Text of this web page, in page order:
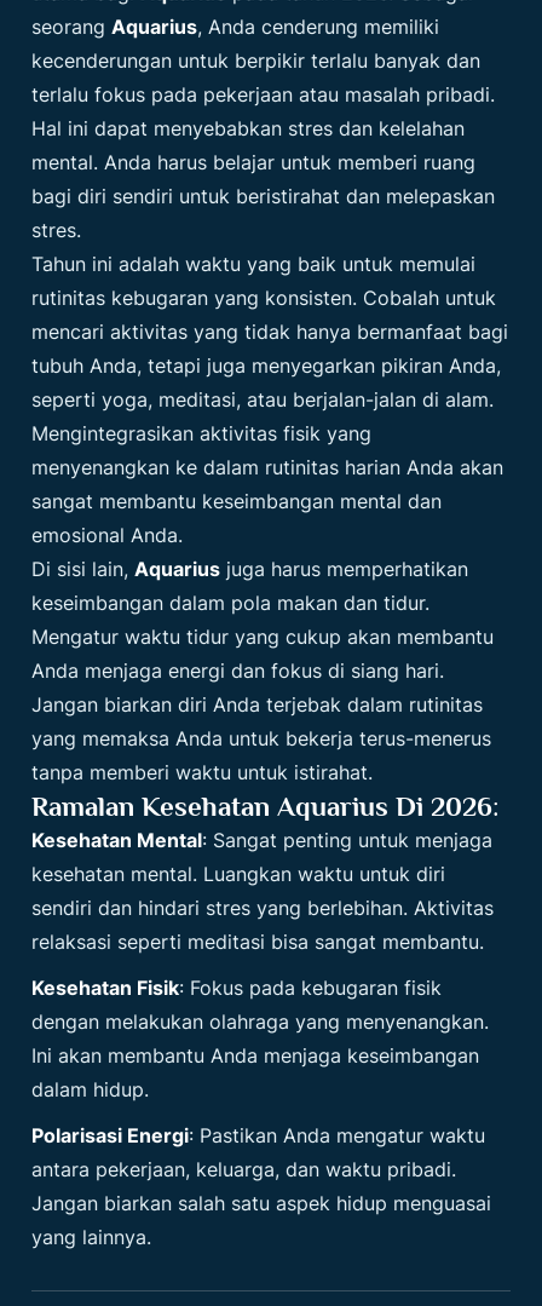
seorangAquarius, Anda cenderung memiliki
kecenderungan untuk berpikir terlalu banyak dan
terlalu fokus pada pekerjaan atau masalah pribadi.
Hal ini dapat menyebabkan stres dan kelelahan
mental. Anda harus belajar untuk memberi ruang
bagi diri sendiri untuk beristirahat dan melepaskan
stres.
Tahun ini adalah waktu yang baik untuk memulai
rutinitas kebugaran yang konsisten. Cobalah untuk
mencari aktivitas yang tidak hanya bermanfaat bagi
tubuh Anda, tetapi juga menyegarkan pikiran Anda,
seperti yoga, meditasi, atau berjalan-jalan di alam.
Mengintegrasikan aktivitas fisik yang
menyenangkan ke dalam rutinitas harian Anda akan
sangat membantu keseimbangan mental dan
emosional Anda.
Di sisi lain,Aquarius juga harus memperhatikan
keseimbangan dalam pola makan dan tidur.
Mengatur waktu tidur yang cukup akan membantu
Anda menjaga energi dan fokus di siang hari.
Jangan biarkan diri Anda terjebak dalam rutinitas
yang memaksa Anda untuk bekerja terus-menerus
tanpa memberi waktu untuk istirahat.
Ramalan Kesehatan Aquarius Di 2026:
Kesehatan Mental: Sangat penting untuk menjaga
kesehatan mental. Luangkan waktu untuk diri
sendiri dan hindari stres yang berlebihan. Aktivitas
relaksasi seperti meditasi bisa sangat membantu.
Kesehatan Fisik: Fokus pada kebugaran fisik
dengan melakukan olahraga yang menyenangkan.
Ini akan membantu Anda menjaga keseimbangan
dalam hidup.
Polarisasi Energi: Pastikan Anda mengatur waktu
antara pekerjaan, keluarga, dan waktu pribadi.
Jangan biarkan salah satu aspek hidup menguasai
yang lainnya.